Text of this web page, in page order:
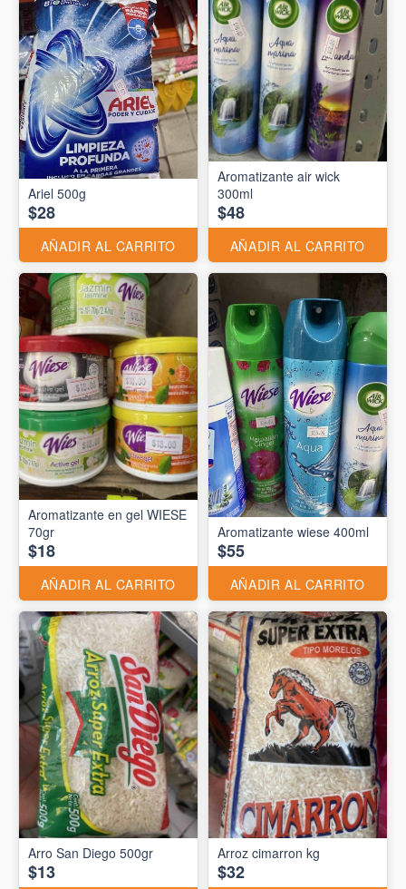
Ariel 500g
$28
AÑADIR AL CARRITO
Aromatizante air wick
300ml
$48
AÑADIR AL CARRITO
Aromatizante en gel WIESE
70gr
$18
AÑADIR AL CARRITO
Aromatizante wiese 400ml
$55
AÑADIR AL CARRITO
Arro San Diego 500gr
$13
Arroz cimarron kg
$32